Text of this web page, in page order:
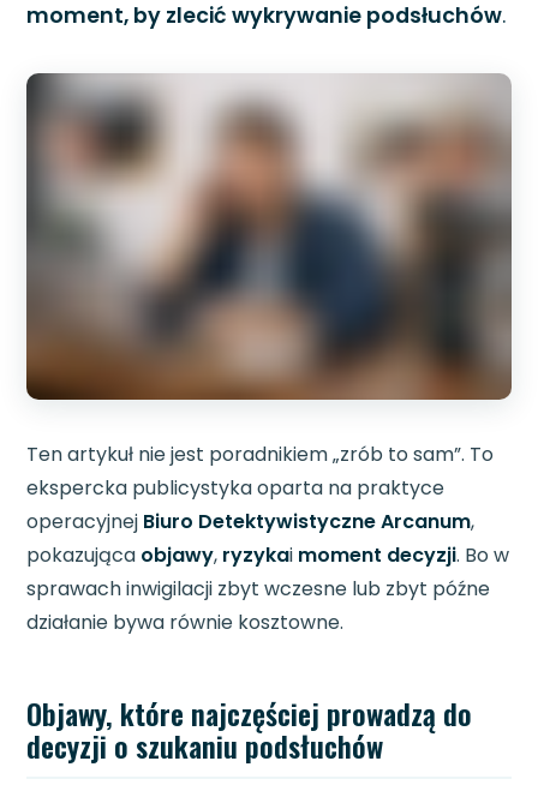
moment, by zlecić wykrywanie podsłuchów.
Ten artykuł nie jest poradnikiem „zrób to sam”. To
ekspercka publicystyka oparta na praktyce
operacyjnej Biuro Detektywistyczne Arcanum,
pokazująca objawy, ryzykai moment decyzji. Bo w
sprawach inwigilacji zbyt wczesne lub zbyt późne
działanie bywa równie kosztowne.
Objawy, które najczęściej prowadzą do
decyzji o szukaniu podsłuchów